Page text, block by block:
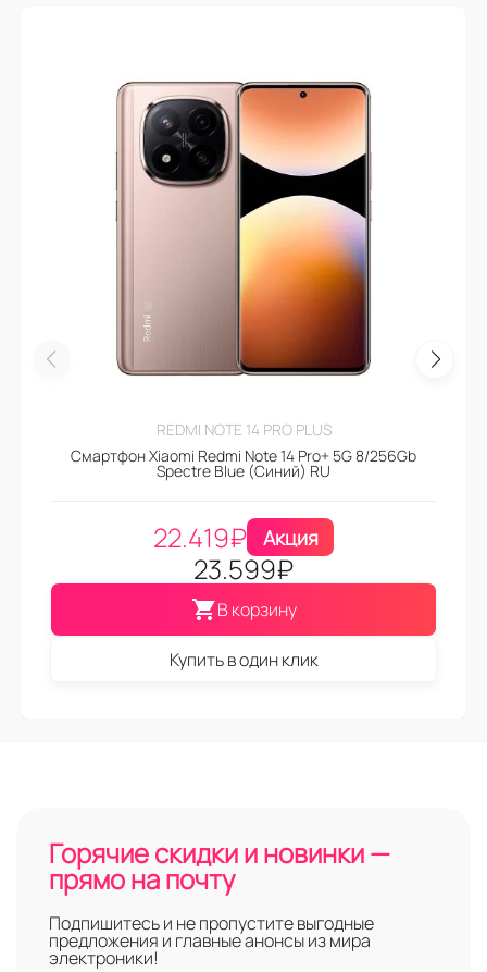
REDMI NOTE 14 PRO PLUS
Смартфон Xiaomi Redmi Note 14 Pro+ 5G 8/256Gb
Spectre Blue (Синий) RU
22.419₽ Акция
23.599₽
В корзину
Купить в один клик
Горячие скидки и новинки —
прямо на почту
Подпишитесь и не пропустите выгодные
предложения и главные анонсы из мира
электроники!